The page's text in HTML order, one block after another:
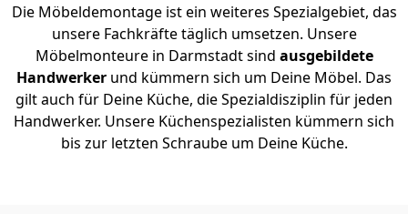
Die Möbeldemontage ist ein weiteres Spezialgebiet, das
unsere Fachkräfte täglich umsetzen. Unsere
Möbelmonteure in Darmstadt sind ausgebildete
Handwerker und kümmern sich um Deine Möbel. Das
gilt auch für Deine Küche, die Spezialdisziplin für jeden
Handwerker. Unsere Küchenspezialisten kümmern sich
bis zur letzten Schraube um Deine Küche.